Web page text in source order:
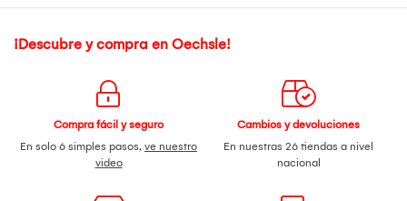
¡Descubre y compra en Oechsle!
Compra fácil y seguro
En solo 6 simples pasos, ve nuestro
video
Cambios y devoluciones
En nuestras 26 tiendas a nivel
nacional